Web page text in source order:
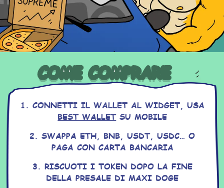
MASSIMO
COME COMPRARE
1. CONNETTI IL WALLET AL WIDGET, USA
BEST WALLETSU MOBILE
2. SWAPPA ETH, BNB, USDT, USDC… O
PAGA CON CARTA BANCARIA
3. RISCUOTI I TOKEN DOPO LA FINE
DELLA PRESALE DI MAXI DOGE